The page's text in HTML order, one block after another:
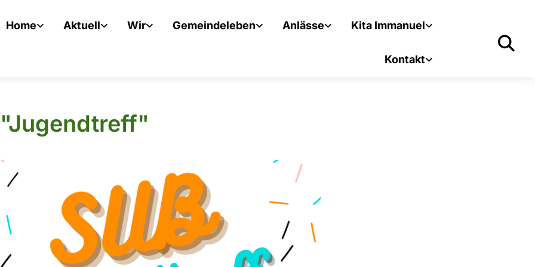
Home Aktuell Wir Gemeindeleben Anlässe Kita Immanuel
Kontakt